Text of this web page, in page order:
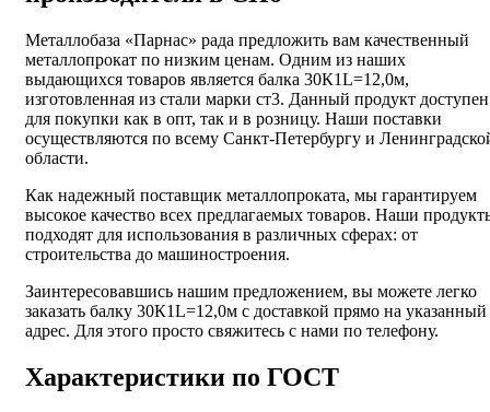
Металлобаза «Парнас» рада предложить вам качественный
металлопрокат по низким ценам. Одним из наших
выдающихся товаров является балка 30К1L=12,0м,
изготовленная из стали марки ст3. Данный продукт доступен
для покупки как в опт, так и в розницу. Наши поставки
осуществляются по всему Санкт-Петербургу и
области.
Как надежный поставщик металлопроката, мы гарантируем
высокое качество всех предлагаемых товаров. Наши
подходят для использования в различных сферах: от
строительства до машиностроения.
Заинтересовавшись нашим предложением, вы можете легко
заказать балку 30К1L=12,0м с доставкой прямо на указанный
адрес. Для этого просто свяжитесь с нами по телефону.
Характеристики по ГОСТ